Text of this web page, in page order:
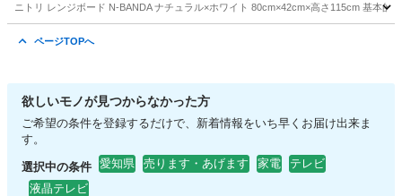
ニトリ レンジボード N-BANDA ナチュラル×ホワイト 80cm×42cm×高さ115cm 基本
ページTOPへ
欲しいモノが見つからなかった方
ご希望の条件を登録するだけで、新着情報をいち早くお届け出来ま
す。
選択中の条件 愛知県 売ります・あげます 家電
テレビ
液晶テレビ